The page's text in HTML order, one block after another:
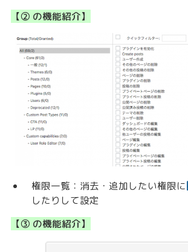
【② の機能紹介】
権限一覧：消去・追加したい権限に
したりして設定
【③ の機能紹介】